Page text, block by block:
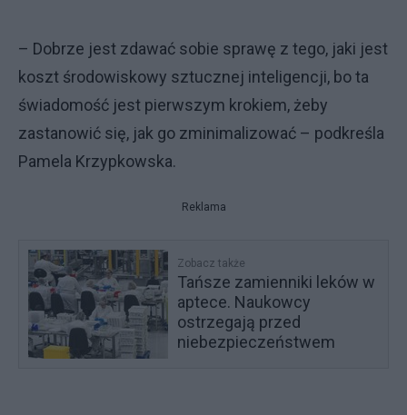
– Dobrze jest zdawać sobie sprawę z tego, jaki jest
koszt środowiskowy sztucznej inteligencji, bo ta
świadomość jest pierwszym krokiem, żeby
zastanowić się, jak go zminimalizować – podkreśla
Pamela Krzypkowska.
Reklama
Zobacz także
Tańsze zamienniki leków w
aptece. Naukowcy
ostrzegają przed
niebezpieczeństwem